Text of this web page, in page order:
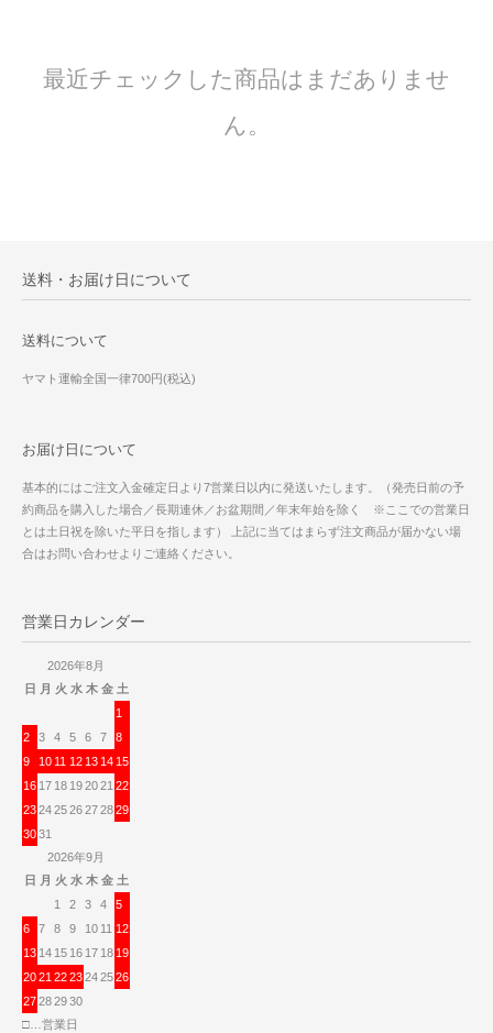
最近チェックした商品はまだありませ
ん。
送料・お届け日について
送料について
ヤマト運輸全国一律700円(税込)
お届け日について
基本的にはご注文入金確定日より7営業日以内に発送いたします。（発売日前の予
約商品を購入した場合／長期連休／お盆期間／年末年始を除く ※ここでの営業日
とは土日祝を除いた平日を指します） 上記に当てはまらず注文商品が届かない場
合はお問い合わせよりご連絡ください。
営業日カレンダー
2026年8月
日 月 火 水 木 金 土
1
2
3 4 5 6 7
8
9
10 11 12 13 14 15
16 17 18 192021 22
23242526272829
3031
2026年9月
日 月 火 水 木 金 土
1
2 3 4
5
6
7 8 9 10 11 12
13 14 15 16 17 18 19
2021 2223242526
27282930
□…営業日